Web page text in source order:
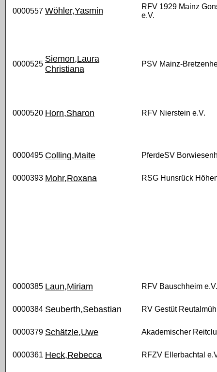
0000557 Wöhler,Yasmin
RFV 1929 Mainz
e.V.
0000525
Siemon,Laura
Christiana
PSV Mainz-
0000520 Horn,Sharon RFV Nierstein e.V.
0000495 Colling,Maite PferdeSV
0000393 Mohr,Roxana RSG Hunsrück
0000385 Laun,Miriam RFV Bauschheim e.V.
0000384 Seuberth,Sebastian RV Gestüt
0000379 Schätzle,Uwe Akademischer
0000361 Heck,Rebecca RFZV Ellerbachtal